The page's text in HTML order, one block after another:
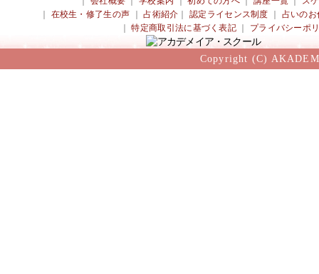
在校生・修了生の声 ｜占術紹介 ｜認定ライセンス制度
占いのお
｜特定商取引法に基づく表記 プライバシーポ
Copyright (C)